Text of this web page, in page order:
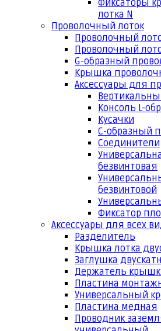
Фиксаторы
лотка N
Проволочный лоток
Проволочный
Проволочный
G-образный
Крышка
Аксессуары для
Консоль L-
Кусачки
С-образный
Соединители
безвинтовая
безвинтовой
Фиксатор
Аксессуары для всех
Разделитель
Крышка лотка
Заглушка
Держатель
Пластина
Универсальный
Пластина медная
Проводник